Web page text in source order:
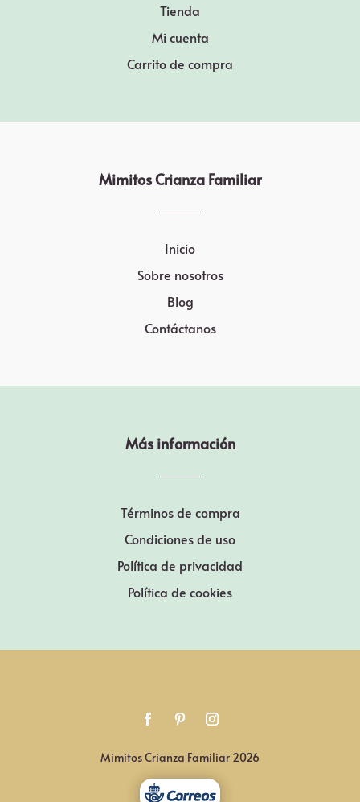
Tienda
Mi cuenta
Carrito de compra
Mimitos Crianza Familiar
Inicio
Sobre nosotros
Blog
Contáctanos
Más información
Términos de compra
Condiciones de uso
Política de privacidad
Política de cookies
Mimitos Crianza Familiar 2026